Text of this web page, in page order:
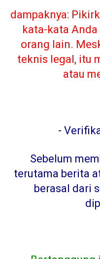
dampaknya:
kata-kata
orang lain.
teknis legal, itu
atau
-
Sebelum
terutama berita
berasal dari